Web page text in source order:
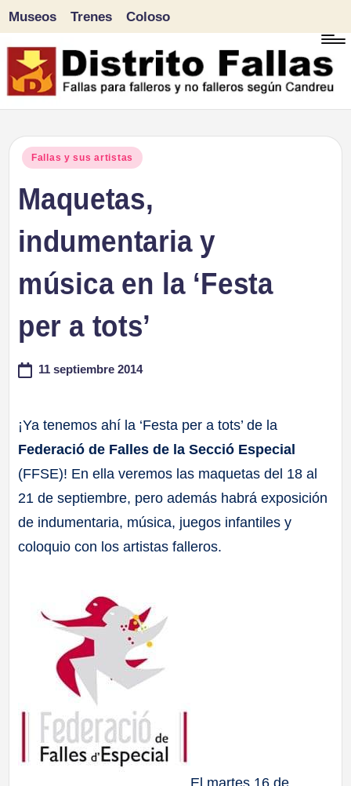
Saltar
al
Museos Trenes Coloso
Publicado
Fallas y sus artistas
Maquetas,
indumentaria y
música en la ‘Festa
per a tots’
11 septiembre 2014
¡Ya tenemos ahí la ‘Festa per a tots’ de la
Federació de Falles de la Secció Especial
(FFSE)! En ella veremos las maquetas del 18 al
21 de septiembre, pero además habrá exposición
de indumentaria, música, juegos infantiles y
coloquio con los artistas falleros.
El martes 16 de